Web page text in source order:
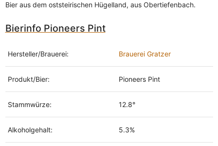
Bier aus dem oststeirischen Hügelland, aus Obertiefenbach.
Bierinfo Pioneers Pint
Hersteller/Brauerei: Brauerei Gratzer
Produkt/Bier: Pioneers Pint
Stammwürze: 12.8°
Alkoholgehalt: 5.3%